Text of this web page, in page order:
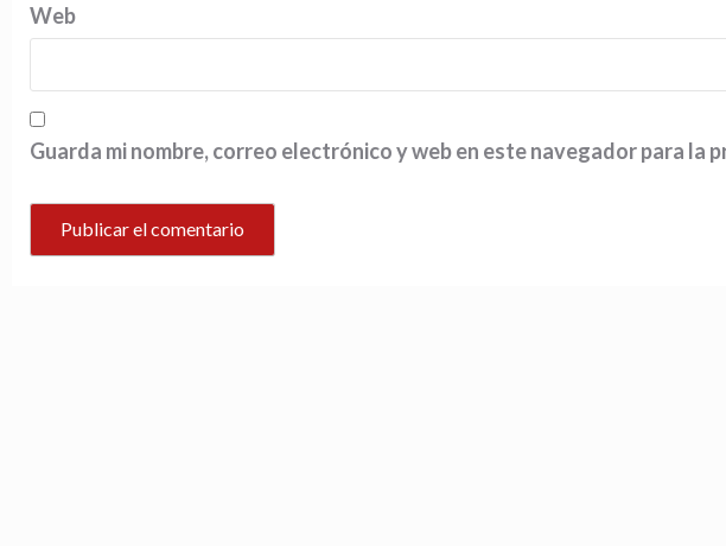
Web
Guarda mi nombre, correo electrónico y web en este navegador para la